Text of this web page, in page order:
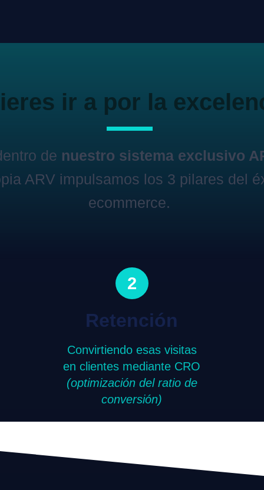
ir a por la
de nuestro sistema exclusivo
ARV impulsamos los 3 pilares del
ecommerce.
2
Retención
Convirtiendo esas visitas
en clientes mediante CRO
(optimización del ratio de
conversión)